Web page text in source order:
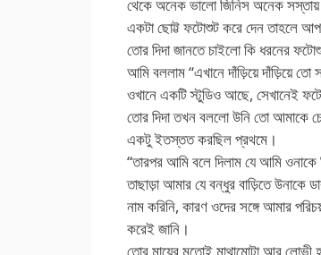
থেকে অনেক ভালো জিনিস অনেক
একটা ছোট্ট ফটোশুট করে দেন তাহলে
তোর দিদা জানতে চাইলো কি ধরনের
আমি বললাম “এখানে দাঁড়িয়ে দাঁড়িয়ে
ওখানে একটি স্টুডিও আছে, সেখানেই
তোর দিদা তখন বললো উনি তো আমাকে
একটু ইতস্তত করছিল প্রথমে।
“তারপর আমি বলে দিলাম যে আমি
তাছাড়া আমার যে বন্ধুর বাড়িতে উনাকে
নাম করিনি, কারণ ওদের সঙ্গে আমার
করেই জানি।
তোর মায়ের মতোই মাথামোটা আর লোভী